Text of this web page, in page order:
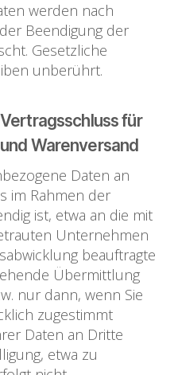
werden nach
Beendigung der
Gesetzliche
unberührt.
für
Warenversand
Daten an
im Rahmen der
ist, etwa an die mit
Unternehmen
beauftragte
Übermittlung
nur dann, wenn Sie
zugestimmt
Daten an Dritte
etwa zu